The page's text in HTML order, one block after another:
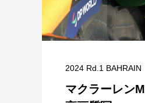
2024 Rd.1 BAHRAIN
マクラーレン